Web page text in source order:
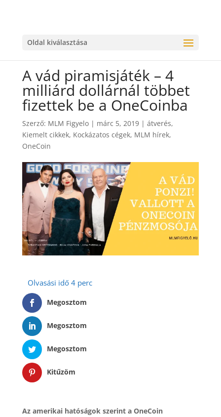
Oldal kiválasztása
A vád piramisjáték – 4
milliárd dollárnál többet
fizettek be a OneCoinba
Szerző: MLM Figyelo| márc 5, 2019| átverés,
Kiemelt cikkek, Kockázatos cégek, MLM hírek,
OneCoin
Megosztom
Megosztom
Megosztom
Kitűzöm
Az amerikai hatóságok szerint a OneCoin